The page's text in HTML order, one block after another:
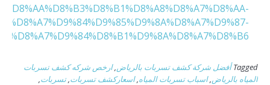
%D8%AA%D8%B3%D8%B1%D8%A8%D8%A7%D8%AA-
%D8%A7%D9%84%D9%85%D9%8A%D8%A7%D9%87-
Tagged أفضل شركة كشف تسربات بالرياض,ارخص شركه كشف تسربات
المياه بالرياض,اسباب تسربات المياه,اسعاركشف تسربات,تسربات,